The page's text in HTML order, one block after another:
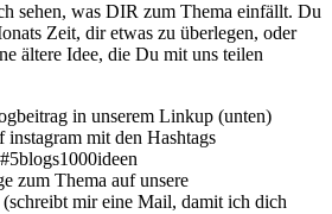
sehen, was DIR zum Thema einfällt. Du
Zeit, dir etwas zu überlegen, oder
ältere Idee, die Du mit uns teilen
in unserem Linkup (unten)
instagram mit den Hashtags
zum Thema auf unsere
(schreibt mir eine Mail, damit ich dich